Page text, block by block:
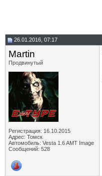
26.01.2016, 07:17
Martin
Продвинутый
Регистрация: 16.10.2015
Адрес: Томск
Автомобиль: Vesta 1.6 AMT Image
Сообщений: 528